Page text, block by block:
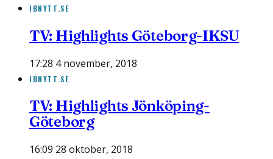
IBNYTT.SE
TV: Highlights Göteborg-IKSU
17:28 4 november, 2018
IBNYTT.SE
TV: Highlights Jönköping-
Göteborg
16:09 28 oktober, 2018